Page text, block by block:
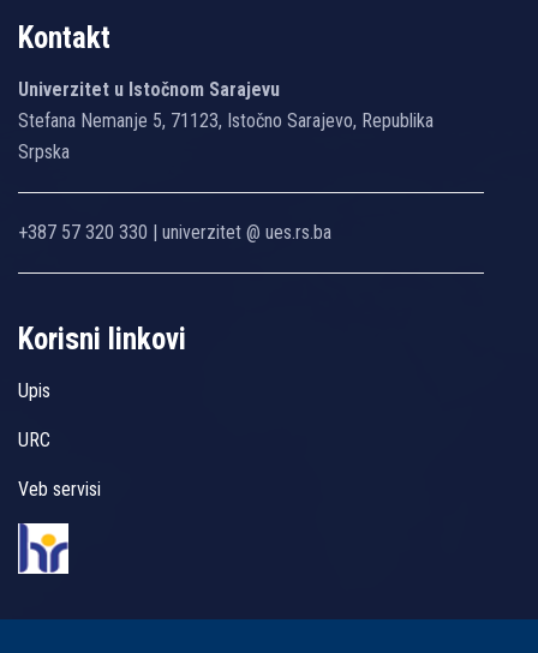
Kontakt
Univerzitet u Istočnom Sarajevu
Stefana Nemanje 5, 71123, Istočno Sarajevo, Republika
Srpska
+387 57 320 330 | univerzitet @ ues.rs.ba
Korisni linkovi
Upis
URC
Veb servisi